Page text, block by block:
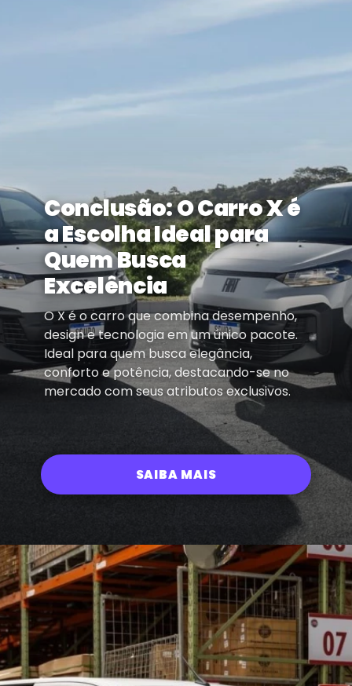
Conclusão: O Carro X é
a Escolha Ideal para
Quem Busca
Excelência
O X é o carro que combina desempenho,
design e tecnologia em um único pacote.
Ideal para quem busca elegância,
conforto e potência, destacando-se no
mercado com seus atributos exclusivos.
SAIBA MAIS